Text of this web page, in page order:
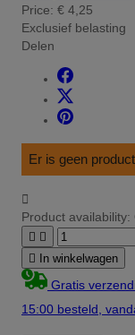
Price: € 4,25
Exclusief belasting
Delen
Er is geen

Product availability:
 
 In winkelwagen
Gratis
15:00 besteld,